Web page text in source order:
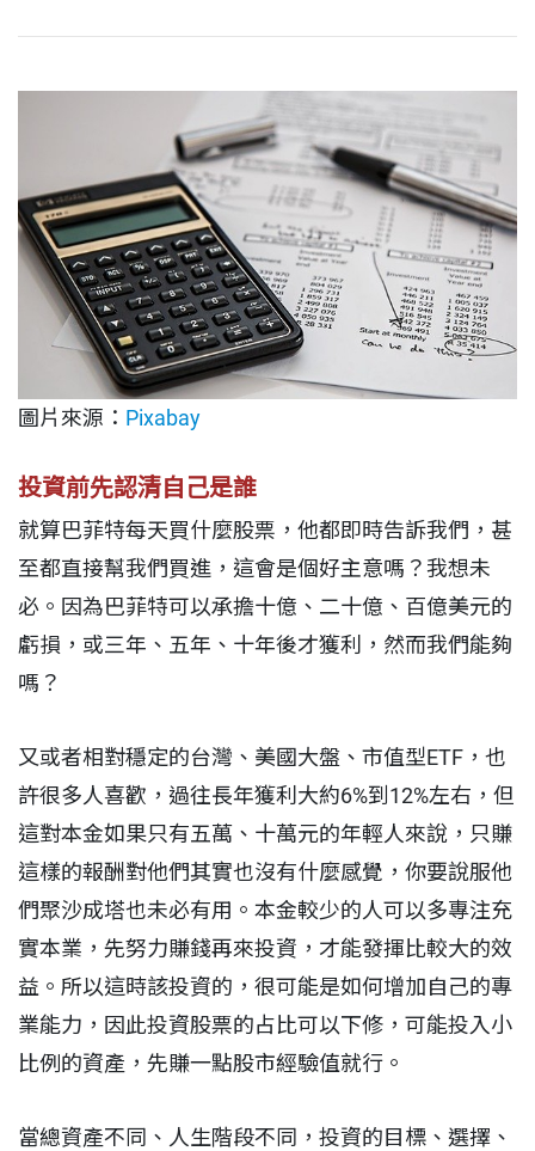
圖片來源： Pixabay
投資前先認清自己是誰
就算巴菲特每天買什麼股票，他都即時告訴我們，甚
至都直接幫我們買進，這會是個好主意嗎？我想未
必。因為巴菲特可以承擔十億、二十億、百億美元的
虧損，或三年、五年、十年後才獲利，然而我們能夠
嗎？
又或者相對穩定的台灣、美國大盤、市值型ETF，也
許很多人喜歡，過往長年獲利大約6%到12%左右，但
這對本金如果只有五萬、十萬元的年輕人來說，只賺
這樣的報酬對他們其實也沒有什麼感覺，你要說服他
們聚沙成塔也未必有用。本金較少的人可以多專注充
實本業，先努力賺錢再來投資，才能發揮比較大的效
益。所以這時該投資的，很可能是如何增加自己的專
業能力，因此投資股票的占比可以下修，可能投入小
比例的資產，先賺一點股市經驗值就行。
當總資產不同、人生階段不同，投資的目標、選擇、